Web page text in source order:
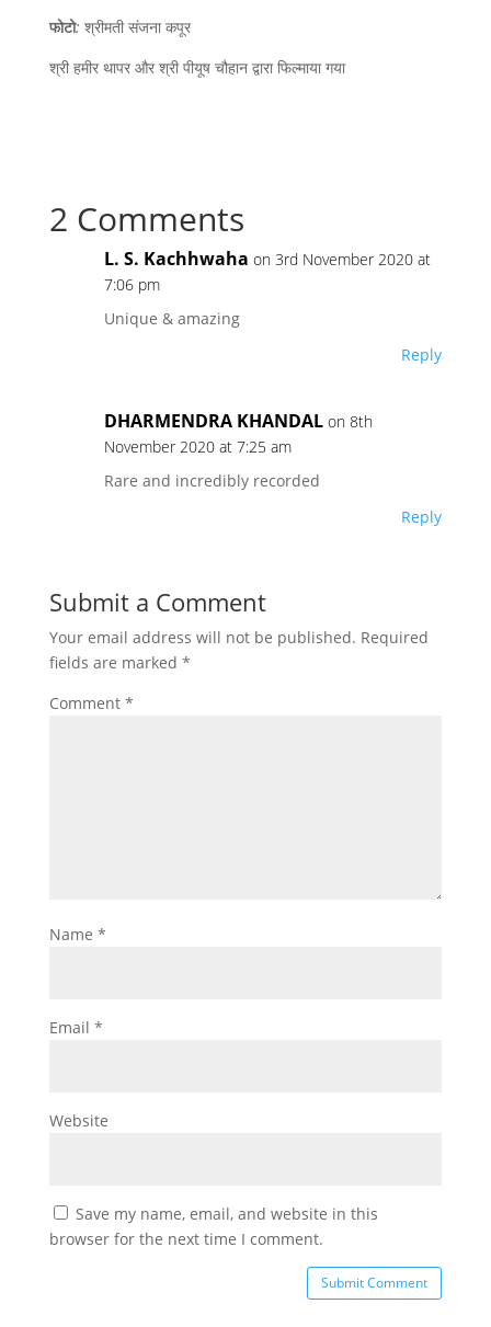
फोटो: श्रीमती संजना कपूर
श्री हमीर थापर और श्री पीयूष चौहान द्वारा फिल्माया गया
2 Comments
L. S. Kachhwaha on 3rd November 2020 at
7:06 pm
Unique & amazing
Reply
DHARMENDRA KHANDAL on 8th
November 2020 at 7:25 am
Rare and incredibly recorded
Reply
Submit a Comment
Your email address will not be published. Required
fields are marked *
Comment *
Name *
Email *
Website
Save my name, email, and website in this
browser for the next time I comment.